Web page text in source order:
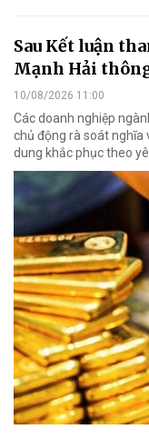
Sau Kết luận
Mạnh Hải
10/08/2026 11:00
Các doanh nghiệp
chủ động rà soát nghĩa
dung khắc phục theo